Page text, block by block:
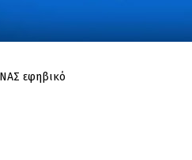
εφηβικό